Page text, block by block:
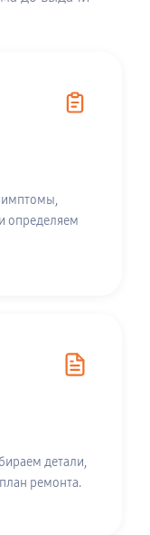
определяем
детали,
ремонта.